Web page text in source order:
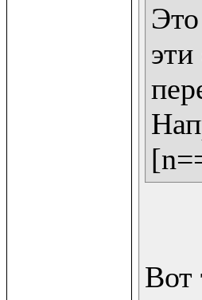
Вот